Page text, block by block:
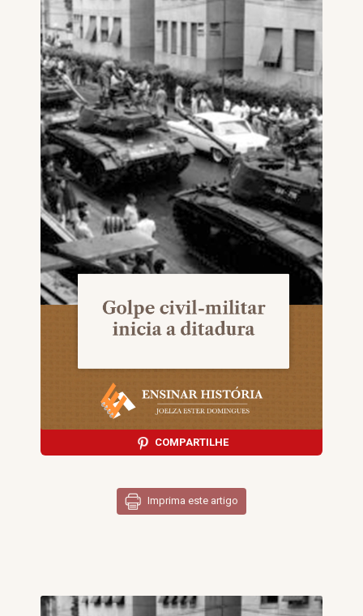
COMPARTILHE
Imprima este artigo